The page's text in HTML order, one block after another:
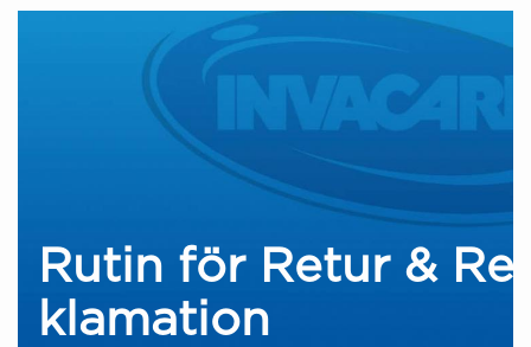
Rutin för Retur & Re
klamation